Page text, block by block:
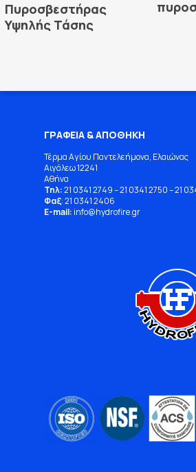
Πυροσβεστήρας
Υψηλής Τάσης
ΓΡΑΦΕΙΑ & ΑΠΟΘΗΚΗ
Τέρμα Αγίου Παντελεήμονα, Ελαιώνας
Αιγάλεω 12241
Αθήνα
Τηλ:21 0341 2749–21 0341 2750–21
Φαξ: 21 0341 2406
E-mail: info@hydrofire.gr